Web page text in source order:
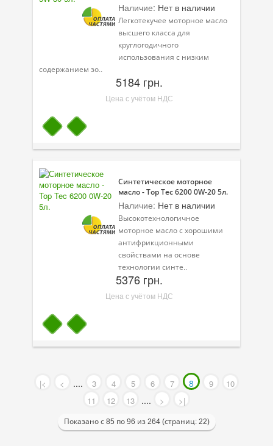
Наличие: Нет в наличии
Легкотекучее моторное масло
высшего класса для
круглогодичного
использования с низким
содержанием зо..
5184 грн.
Цена с учётом НДС
Синтетическое моторное
масло - Top Tec 6200 0W-20 5л.
Наличие: Нет в наличии
Высокотехнологичное
моторное масло с хорошими
антифрикционными
свойствами на основе
технологии синте..
5376 грн.
Цена с учётом НДС
|< < .... 3 4 5 6 7 8 9
10
11
12 13 .... > >|
Показано с 85 по 96 из 264 (страниц: 22)